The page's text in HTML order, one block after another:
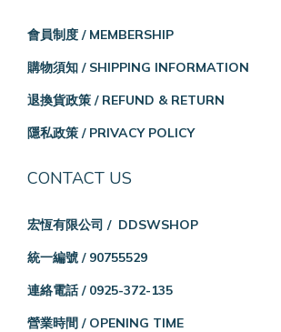
會員制度 / MEMBERSHIP
購物須知 / SHIPPING INFORMATION
退換貨政策 / REFUND & RETURN
隱私政策 / PRIVACY POLICY
CONTACT US
宏恆有限公司 / DDSWSHOP
統一編號 / 90755529
連絡電話 / 0925-372-135
營業時間 / OPENING TIME